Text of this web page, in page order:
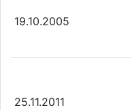
19.10.2005
25.11.2011